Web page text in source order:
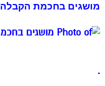
מושגים בחכמת הקבלה
.